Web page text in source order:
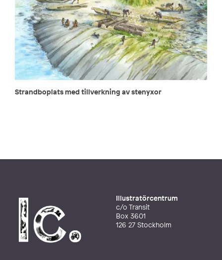
Strandboplats med tillverkning av stenyxor
Illustratörcentrum
c/o Transit
Box 3601
126 27 Stockholm